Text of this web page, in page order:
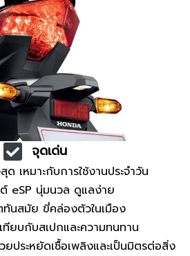
จุดเด่น
เหมาะกับการใช้งานประจำวัน
eSP นุ่มนวล ดูแลง่าย
ทันสมัย ขี่คล่องตัวในเมือง
ทียบกับสเปกและความทนทาน
ประหยัดเชื้อเพลิงและเป็นมิตรต่อสิ่ง